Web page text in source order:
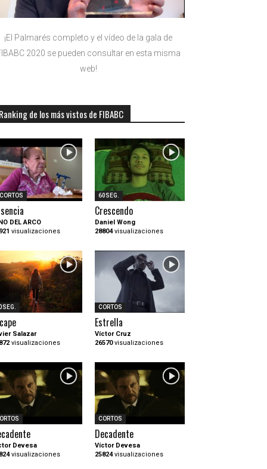
¡El Palmarés completo y el vídeo de la gala de
2020 se pueden consultar en esta misma
web!
de los más vistos de FIBABC
DEL ARCO
visualizaciones
60SEG.
Crescendo
Daniel Wong
28804visualizaciones
Salazar
visualizaciones
CORTOS
Estrella
Víctor Cruz
26570visualizaciones
Devesa
visualizaciones
CORTOS
Decadente
Víctor Devesa
25824visualizaciones